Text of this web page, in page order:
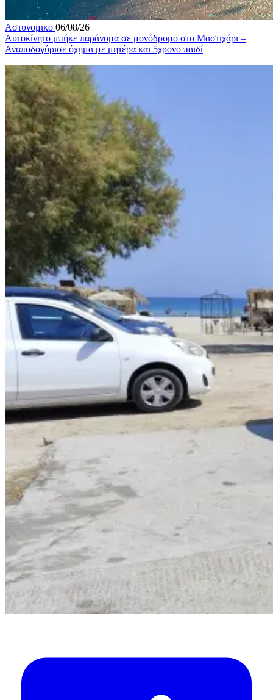
Αστυνομικο 06/08/26
Αυτοκίνητο μπήκε παράνομα σε μονόδρομο στο Μαστιχάρι –
Αναποδογύρισε όχημα με μητέρα και 5χρονο παιδί